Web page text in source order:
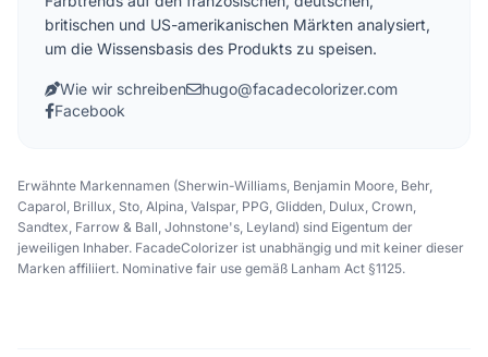
britischen und US-amerikanischen Märkten analysiert,
um die Wissensbasis des Produkts zu speisen.
Wie wir schreiben
hugo@facadecolorizer.com
Facebook
Erwähnte Markennamen (Sherwin-Williams, Benjamin Moore, Behr,
Caparol, Brillux, Sto, Alpina, Valspar, PPG, Glidden, Dulux, Crown,
Sandtex, Farrow & Ball, Johnstone's, Leyland) sind Eigentum der
jeweiligen Inhaber. FacadeColorizer ist unabhängig und mit keiner dieser
Marken affiliiert. Nominative fair use gemäß Lanham Act §1125.